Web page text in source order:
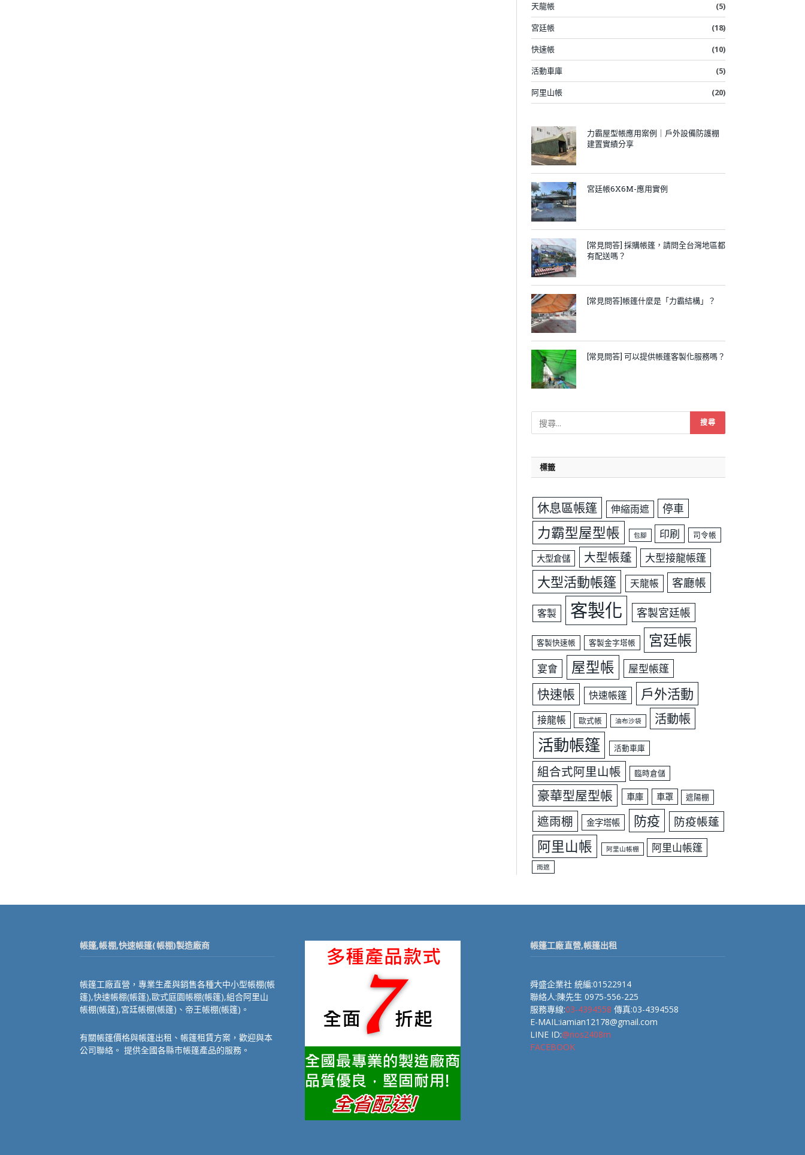
天龍帳
(5)
宮廷帳
(18)
快速帳
(10)
活動車庫
(5)
阿里山帳
(20)
力霸屋型帳應用案例｜戶外設備防護棚
建置實績分享
宮廷帳6X6M-應用實例
[常見問答] 採購帳篷，請問全台灣地區都
有配送嗎？
[常見問答]帳篷什麼是「力霸結構」？
[常見問答] 可以提供帳篷客製化服務嗎？
標籤
休息區帳篷 伸縮雨遮 停車
力霸型屋型帳 包腳 印刷 司令帳
大型倉儲 大型帳蓬 大型接龍帳篷
大型活動帳篷 天龍帳 客廳帳
客製 客製化 客製宮廷帳
客製快速帳 客製金字塔帳 宮廷帳
宴會 屋型帳 屋型帳篷
快速帳 快速帳篷 戶外活動
接龍帳 歐式帳 油布沙袋 活動帳
活動帳篷 活動車庫
組合式阿里山帳 臨時倉儲
豪華型屋型帳 車庫 車罩 遮陽棚
遮雨棚 金字塔帳 防疫 防疫帳蓬
阿里山帳 阿里山帳棚 阿里山帳篷
雨遮
帳篷,帳棚,快速帳篷(帳棚)製造廠商
帳篷工廠直營，專業生產與銷售各種大中小型帳棚(帳
篷),快速帳棚(帳篷),歐式庭園帳棚(帳篷),組合阿里山
帳棚(帳篷),宮廷帳棚(帳篷)、帝王帳棚(帳篷)。
有關帳篷價格與帳篷出租、帳篷租賃方案，歡迎與本
公司聯絡。 提供全國各縣市帳篷產品的服務。
帳篷工廠直營,帳篷出租
舜盛企業社 統編:01522914
聯絡人:陳先生 0975-556-225
服務專線:03-4394558 傳真:03-4394558
E-MAIL:iamian12178@gmail.com
LINE ID:@nos2408m
FACEBOOK